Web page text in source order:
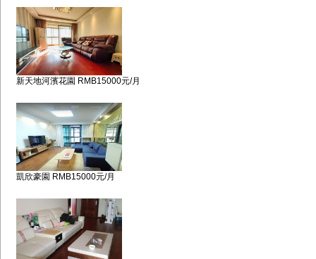
新天地河濱花園 RMB15000元/月
凱欣豪園 RMB15000元/月